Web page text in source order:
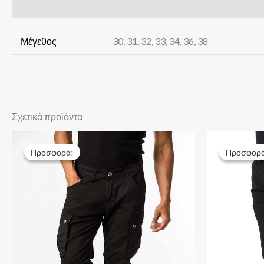
Μέγεθος 30, 31, 32, 33, 34, 36, 38
Σχετικά προϊόντα
Προσφορά!
Προσφορά!
Original
price
was:
66,00 €.
Η
τρέχουσα
τιμή
είναι:
45,00 €.
Original
was:
66,00 €.